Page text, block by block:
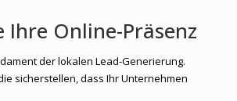
Online-Präsenz
der lokalen Lead-Generierung.
sicherstellen, dass Ihr Unternehmen